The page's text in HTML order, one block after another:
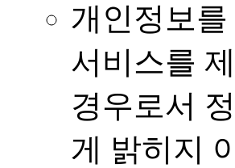
개인정보
서비스를
경우로서
게 밝히지